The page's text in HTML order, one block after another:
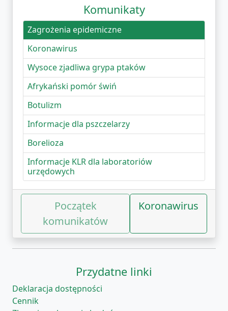
Komunikaty
Zagrożenia epidemiczne
Koronawirus
Wysoce zjadliwa grypa ptaków
Afrykański pomór świń
Botulizm
Informacje dla pszczelarzy
Borelioza
Informacje KLR dla laboratoriów
urzędowych
Początek
komunikatów
Koronawirus
Przydatne linki
Deklaracja dostępności
Cennik